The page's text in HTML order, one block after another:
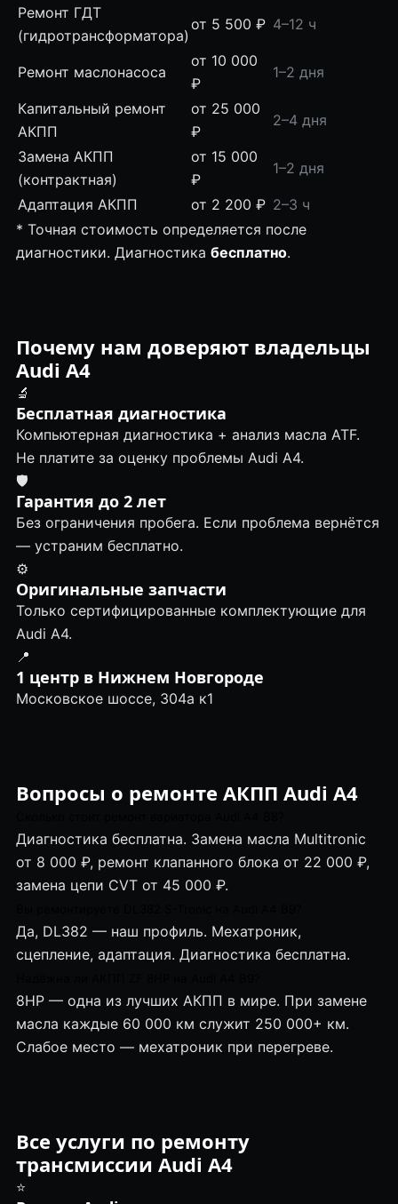
Ремонт ГДТ
(гидротрансформатора)
от 5 500 ₽ 4–12 ч
Ремонт маслонасоса
от 10 000
₽
1–2 дня
Капитальный ремонт
АКПП
от 25 000
₽
2–4 дня
Замена АКПП
(контрактная)
от 15 000
₽
1–2 дня
Адаптация АКПП от 2 200 ₽ 2–3 ч
* Точная стоимость определяется после
диагностики. Диагностика бесплатно.
Почему нам доверяют владельцы
Audi A4
🔬
Бесплатная диагностика
Компьютерная диагностика + анализ масла ATF.
Не платите за оценку проблемы Audi A4.
🛡
Гарантия до 2 лет
Без ограничения пробега. Если проблема вернётся
— устраним бесплатно.
⚙️
Оригинальные запчасти
Только сертифицированные комплектующие для
Audi A4.
📍
1 центр в Нижнем Новгороде
Московское шоссе, 304а к1
Вопросы о ремонте АКПП Audi A4
Диагностика бесплатна. Замена масла Multitronic
от 8 000 ₽, ремонт клапанного блока от 22 000 ₽,
замена цепи CVT от 45 000 ₽.
Да, DL382 — наш профиль. Мехатроник,
сцепление, адаптация. Диагностика бесплатна.
8HP — одна из лучших АКПП в мире. При замене
масла каждые 60 000 км служит 250 000+ км.
Слабое место — мехатроник при перегреве.
Все услуги по ремонту
трансмиссии Audi A4
⭐